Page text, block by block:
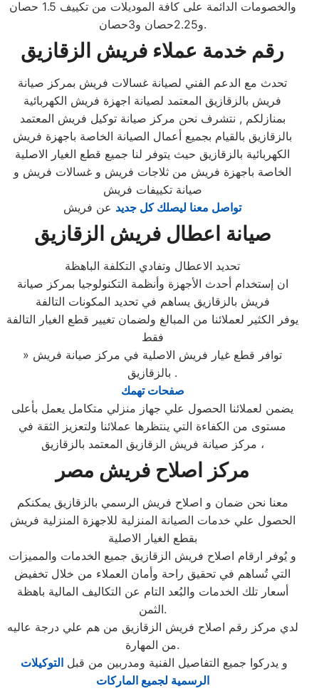
والخصومات الدائمة على كافة الموديلات من تكييف 1.5 حصان
و2.25حصان و3حصان.
رقم خدمة عملاء فريش الزقازيق
تحدث مع الدعم الفني لصيانة غسالات فريش بمركز صيانة
فريش بالزقازيق المعتمد لصيانة اجهزة فريش الكهربائية
بمنازلكم , نتشرف نحن مركز صيانة توكيل فريش المعتمد
بالزقازيق بالقيام بجميع أعمال الصيانة الخاصة باجهزة فريش
الكهربائية بالزقازيق حيث يتوفر لنا جميع قطع الغيار الاصلية
الخاصة باجهزة فريش من ثلاجات فريش و غسالات فريش و
صيانة تكييفات فريش
تواصل معنا ليصلك كل جديد عن فريش
صيانة اعطال فريش الزقازيق
تحديد الاعطال وتفادي التكلفة الباهظة
ان إستخدام أحدث الأجهزة وأنظمة التكنولوجيا بمركز صيانة
فريش بالزقازيق يساهم في تحديد المكونات التالفة
يوفر الكثير لعملائنا من المبالغ ولضمان تغيير قطع الغيار التالفة
فقط
» توافر قطع غيار فريش الاصلية في مركز صيانة فريش
بالزقازيق .
صفحات تهمك
يضمن لعملائنا الحصول علي جهاز منزلي متكامل يعمل بأعلى
مستوى من الكفاءة التي ينتظرها عملائنا ولتعزيز الثقة في
مركز صيانة فريش الزقازيق المعتمد بالزقازيق ،
مركز اصلاح فريش مصر
معنا نحن ضمان و اصلاح فريش الرسمي بالزقازيق يمكنكم
الحصول علي خدمات الصيانة المنزلية للاجهزة المنزلية فريش
بقطع الغيار الاصلية
و يُوفر ارقام اصلاح فريش الزقازيق جميع الخدمات والمميزات
التي تُساهم في تحقيق راحة وأمان العملاء من خلال تخفيض
أسعار تلك الخدمات والبُعد التام عن التكاليف المالية باهظة
الثمن.
لدي مركز رقم اصلاح فريش الزقازيق من هم علي درجة عاليه
من المهارة.
و يدركوا جميع التفاصيل الفنية ومدربين من قبل التوكيلات
الرسمية لجميع الماركات